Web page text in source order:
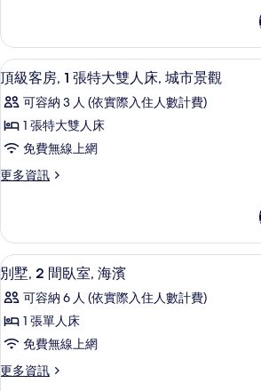
片
張
特
大
雙
人
床,
花
觀
的
所
有
相
片
客
房,
1
張
特
大
人
床,
花
觀
詳
情
顯
示
頂
級
客
房,
張
特
大
雙
人
床,
城
頂級客房,
4
頂級客房, 1 張特大雙人床, 城市景觀
可容納 3 人 (依實際入住人數計費)
1 張特大雙人床
免費無線上網
更多資訊
更
客
房,
1
張
特
大
人
床,
城
顯
示
別
墅,
間
迷你吧、
9
別墅, 2 間臥室, 海濱
可容納 6 人 (依實際入住人數計費)
1 張單人床
免費無線上網
更多資訊
更